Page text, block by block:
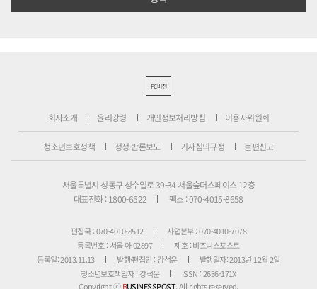
PC버전
회사소개 윤리강령 개인정보처리방침 이용자위원회
청소년보호정책 정정·반론보도 기사심의규정 불편신고
서울특별시 성동구 성수일로 39-34 서울숲더스페이스 12층
대표전화 : 1800-6522
팩스 : 070-4015-8658
편집국 : 070-4010-8512
사업본부 : 070-4010-7078
등록번호 : 서울 아 02897
제호 : 비즈니스포스트
등록일: 2013.11.13
발행·편집인 : 강석운
발행일자: 2013년 12월 2일
청소년보호책임자 : 강석운
ISSN : 2636-171X
Copyright ⓒBUSINESSPOST. All rights reserved.